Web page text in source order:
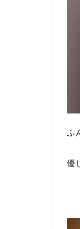
ふ
優